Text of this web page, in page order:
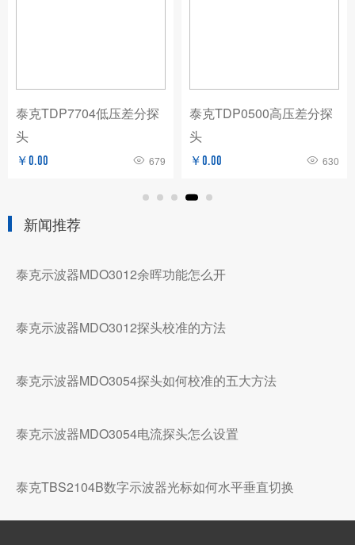
泰克TDP7704低压差分探
头
￥0.00 679
泰克TDP0500高压差分探
头
￥0.00 630
新闻推荐
泰克示波器MDO3012余晖功能怎么开
泰克示波器MDO3012探头校准的方法
泰克示波器MDO3054探头如何校准的五大方法
泰克示波器MDO3054电流探头怎么设置
泰克TBS2104B数字示波器光标如何水平垂直切换